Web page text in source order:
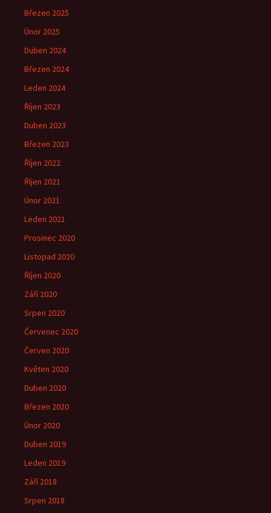
Březen 2025
Únor 2025
Duben 2024
Březen 2024
Leden 2024
Říjen 2023
Duben 2023
Březen 2023
Říjen 2022
Říjen 2021
Únor 2021
Leden 2021
Prosinec 2020
Listopad 2020
Říjen 2020
Září 2020
Srpen 2020
Červenec 2020
Červen 2020
Květen 2020
Duben 2020
Březen 2020
Únor 2020
Duben 2019
Leden 2019
Září 2018
Srpen 2018